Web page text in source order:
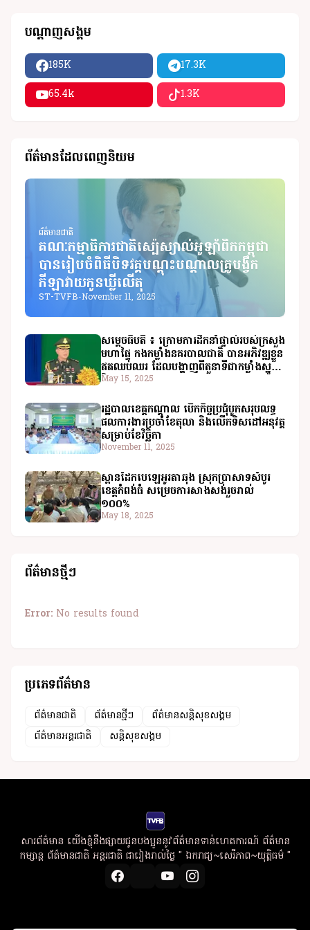
បណ្តាញសង្គម
185K
17.3K
65.4k
1.3K
ព័ត៌មានដែលពេញនិយម
ព័ត៌មានជាតិ
គណៈកម្មាធិការជាតិស្ប៉េស្យាល់អូឡាំពិកកម្ពុជា
បានរៀបចំពិធីបិទវគ្គបណ្តុះបណ្តាលគ្រូបង្វឹក
កីឡាវាយកូនឃ្លីលើតុ
ST-TVFB-November 11, 2025
សម្តេចធិបតី ៖ ក្រោមការដឹកនាំផ្ទាល់របស់ក្រសួង
មហាផ្ទៃ កងកម្លាំងនគរបាលជាតិ បានអភិវឌ្ឍខ្លួន
ឥតឈប់ឈរ ដែលបង្ហាញពីតួនាទីជាកម្លាំងស្នូល
មិនអាចខ្វះបាន
May 15, 2025
រដ្ឋបាលខេត្តកណ្ដាល បើកកិច្ចប្រជុំបូកសរុបលទ្ធ
ផលការងារប្រចាំខែតុលា និងលើកទិសដៅអនុវត្ត
សម្រាប់ខែវិច្ឆិកា
November 11, 2025
ស្ពានដែកបេឡេអូរតាឆុង ស្រុកប្រាសាទសំបូរ
ខេត្តកំពង់ធំ សម្រេចការសាងសង់រួចរាល់
១០០%
May 18, 2025
ព័ត៌មានថ្មីៗ
Error: No results found
ប្រភេទព័ត៌មាន
ព័ត៌មានជាតិ ព័ត៌មានថ្មីៗ
ព័ត៌មានសន្តិសុខសង្គម
ព័ត៌មានអន្តរជាតិ
សន្តិសុខសង្គម
សារព័ត៌មាន យើងខ្ញុំនឹងផ្សាយជូនបងប្អូននូវព័ត៌មានទាន់ហេតការណ៍ ព័ត៌មាន
កម្សាន្ត ព័ត៌មានជាតិ អន្តរជាតិ ជារៀងរាល់ថ្ងៃ " ឯករាជ្យ~សេរីភាព~យុត្តិធម៌ "